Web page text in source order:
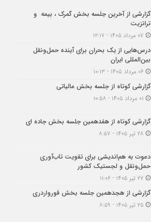
گزارشی از آخرین جلسه بخش گمرک ، بیمه و
ترانزیت
درس‌هایی از یک بحران برای آینده حمل‌ونقل
بین‌المللی ایران
گزارشی کوتاه از جلسه بخش مالیاتی
گزارشی کوتاه از هفدهمین جلسه بخش جاده ای
دعوت به هم‌اندیشی برای تقویت تاب‌آوری
حمل‌ونقل و لجستیک کشور
گزارشی از هجدهمین جلسه بخش فورواردری
۲۵ تیر ۱۴۰۵ - ۸:۵۹